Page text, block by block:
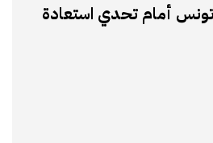
أمام تحدي استعادة